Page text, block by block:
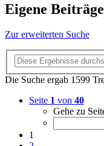
Eigene Beiträge
Zur erweiterten Suche
Die Suche ergab 1599
Seite 1 von 40
Gehe zu
1